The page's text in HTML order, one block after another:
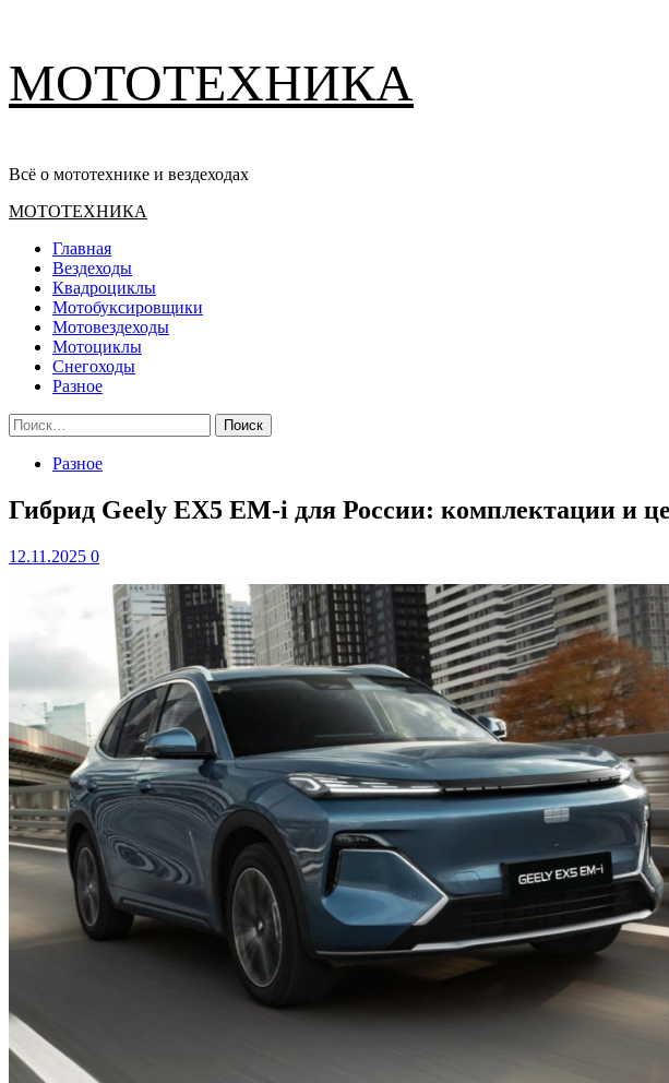
содержимому
МОТОТЕХНИКА
Всё о мототехнике и вездеходах
Основное
МОТОТЕХНИКА
Главная
Вездеходы
Квадроциклы
Мотобуксировщики
Мотовездеходы
Мотоциклы
Снегоходы
Разное
Найти:
Разное
Гибрид Geely EX5 EM-i для России: комплектации и
12.11.2025 0